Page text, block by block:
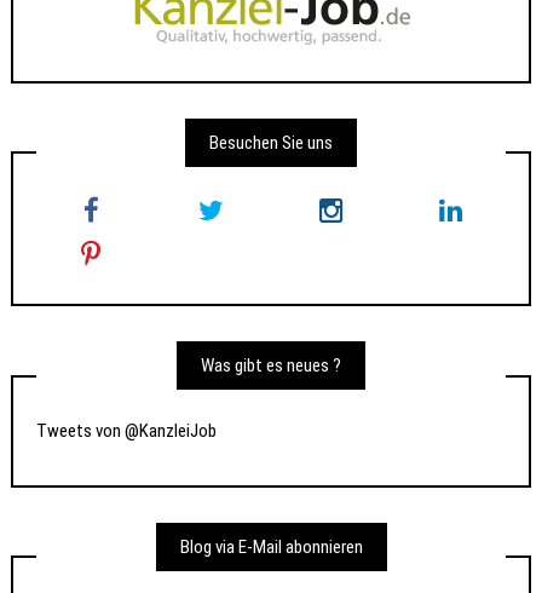
Besuchen Sie uns
Was gibt es neues ?
Tweets von @KanzleiJob
Blog via E-Mail abonnieren